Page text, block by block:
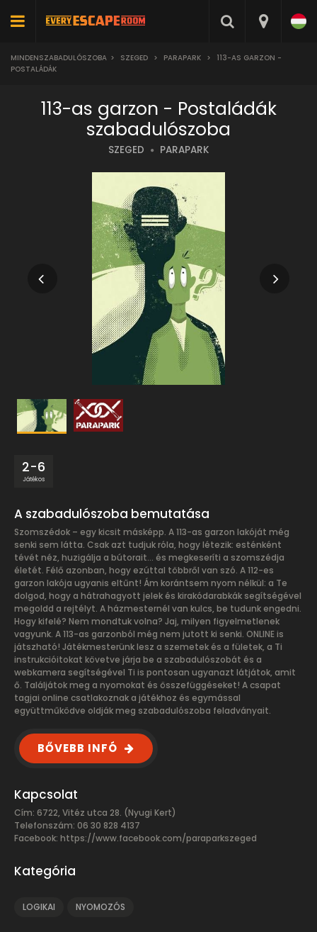
MINDENSZABADULÓSZOBA > SZEGED > PARAPARK >
113-AS GARZON -
POSTALÁDÁK
113-as garzon - Postaládák
szabadulószoba
SZEGED PARAPARK
2-6
Játékos
A szabadulószoba bemutatása
Szomszédok – egy kicsit másképp. A 113-as garzon lakóját még
senki sem látta. Csak azt tudjuk róla, hogy létezik: esténként
tévét néz, huzigálja a bútorait… és megkeseríti a szomszédja
életét. Félő azonban, hogy ezúttal többről van szó. A 112-es
garzon lakója ugyanis eltűnt! Ám korántsem nyom nélkül: a Te
dolgod, hogy a hátrahagyott jelek és kirakódarabkák segítségével
megoldd a rejtélyt. A házmesternél van kulcs, be tudunk engedni.
Hogy kifelé? Nem mondtuk volna? Jaj, milyen figyelmetlenek
vagyunk. A 113-as garzonból még nem jutott ki senki. ONLINE is
játszható! Játékmesterünk lesz a szemetek és a fületek, a Ti
instrukcióitokat követve járja be a szabadulószobát és a
webkamera segítségével Ti is pontosan ugyanazt látjátok, amit
ő. Találjátok meg a nyomokat és összefüggéseket! A csapat
tagjai online csatlakoznak a játékhoz és egymással
együttműködve oldják meg szabadulószoba feladványait.
BŐVEBB INFÓ
Kapcsolat
Cím: 6722, Vitéz utca 28. (Nyugi Kert)
Telefonszám: 06 30 828 4137
Facebook: https://www.facebook.com/paraparkszeged
Kategória
LOGIKAI NYOMOZÓS